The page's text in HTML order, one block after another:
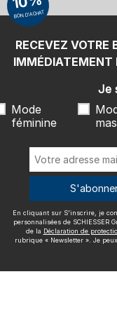
également les
protection des données
rubrique « Newsletter ».
Plus
RECEVEZ VOTRE
IMMÉDIATEMENT
BON D'ACHAT
Je
Mode
féminine
En cliquant sur S'inscrire, je
personnalisées de SCHIESSER
de la Déclaration de
rubrique « Newsletter ». Je